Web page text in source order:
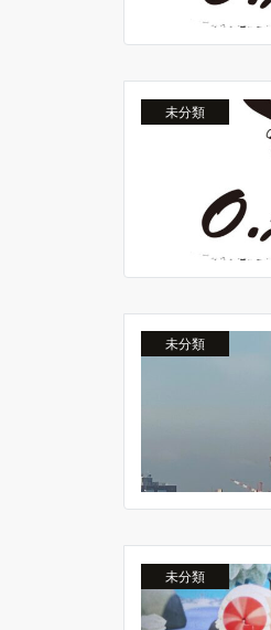
未分類
未分類
未分類